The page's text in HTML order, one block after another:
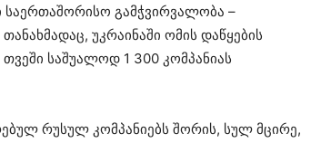
გამჭვირვალობა –
უკრაინაში ომის დაწყების
საშუალოდ 1 300 კომპანიას
რუსულ კომპანიებს შორის, სულ მცირე,